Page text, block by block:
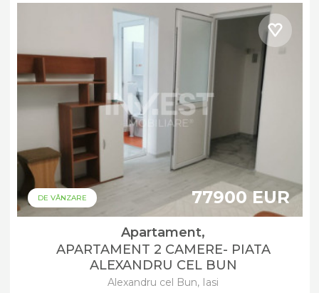
DE VÂNZARE 77900 EUR
Apartament,
APARTAMENT 2 CAMERE- PIATA
ALEXANDRU CEL BUN
Alexandru cel Bun, Iasi